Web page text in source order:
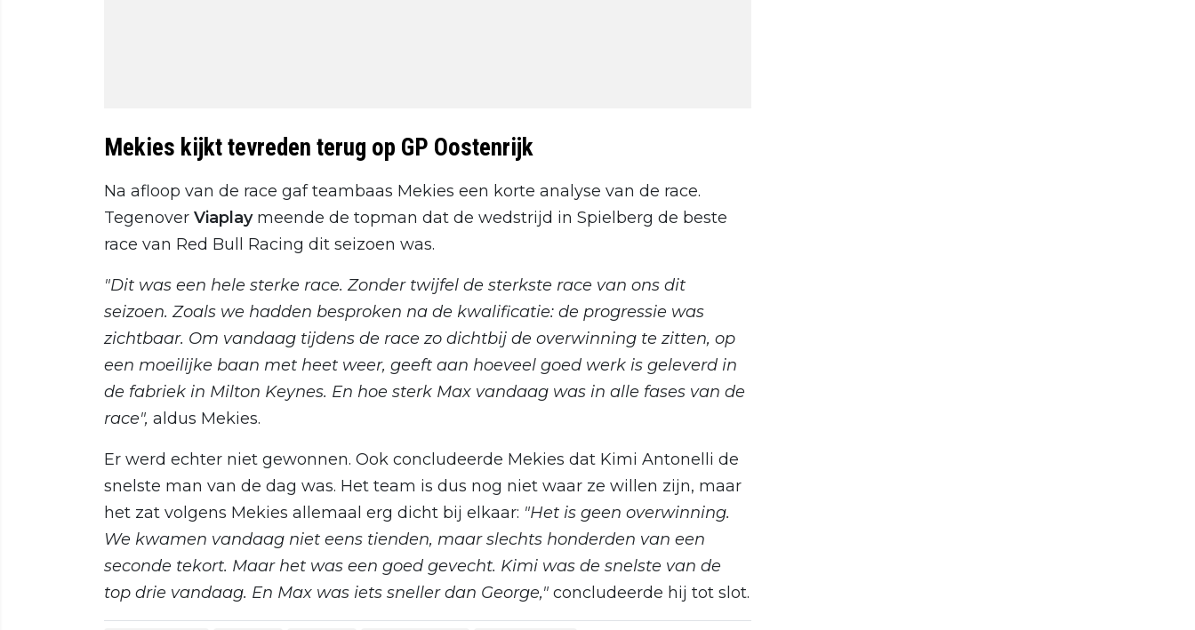
Mekies kijkt tevreden terug op GP Oostenrijk
Na afloop van de race gaf teambaas Mekies een korte analyse van de race.
Tegenover Viaplaymeende de topman dat de wedstrijd in Spielberg de beste
race van Red Bull Racing dit seizoen was.
"Dit was een hele sterke race. Zonder twijfel de sterkste race van ons dit
seizoen. Zoals we hadden besproken na de kwalificatie: de progressie was
zichtbaar. Om vandaag tijdens de race zo dichtbij de overwinning te zitten, op
een moeilijke baan met heet weer, geeft aan hoeveel goed werk is geleverd in
de fabriek in Milton Keynes. En hoe sterk Max vandaag was in alle fases van de
race", aldus Mekies.
Er werd echter niet gewonnen. Ook concludeerde Mekies dat Kimi Antonelli de
snelste man van de dag was. Het team is dus nog niet waar ze willen zijn, maar
het zat volgens Mekies allemaal erg dicht bij elkaar: "Het is geen overwinning.
We kwamen vandaag niet eens tienden, maar slechts honderden van een
seconde tekort. Maar het was een goed gevecht. Kimi was de snelste van de
top drie vandaag. En Max was iets sneller dan George," concludeerde hij tot slot.